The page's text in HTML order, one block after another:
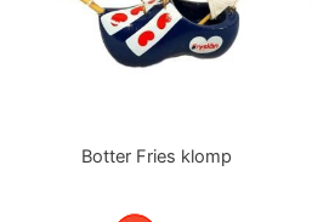
Botter Fries klomp